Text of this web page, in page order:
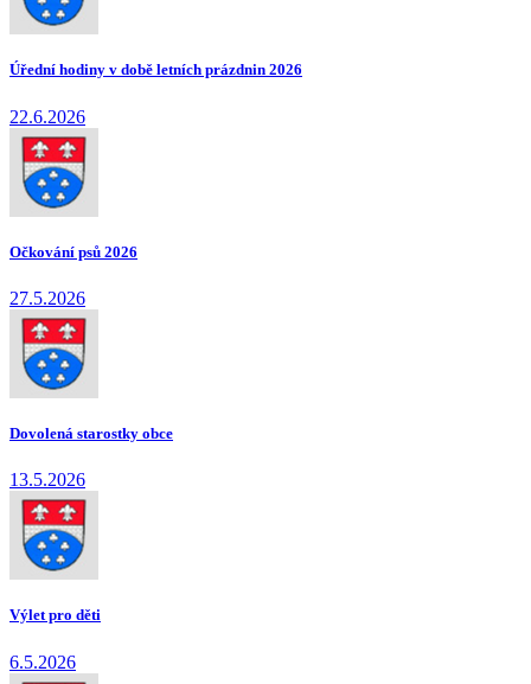
Úřední hodiny v době letních prázdnin 2026
22.6.2026
Očkování psů 2026
27.5.2026
Dovolená starostky obce
13.5.2026
Výlet pro děti
6.5.2026